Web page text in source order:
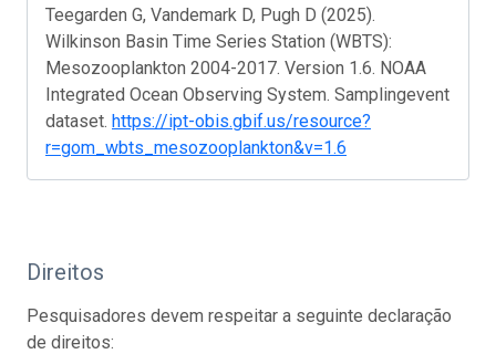
Teegarden G, Vandemark D, Pugh D (2025).
Wilkinson Basin Time Series Station (WBTS):
Mesozooplankton 2004-2017. Version 1.6. NOAA
Integrated Ocean Observing System. Samplingevent
dataset. https://ipt-obis.gbif.us/resource?
r=gom_wbts_mesozooplankton&v=1.6
Direitos
Pesquisadores devem respeitar a seguinte declaração
de direitos: